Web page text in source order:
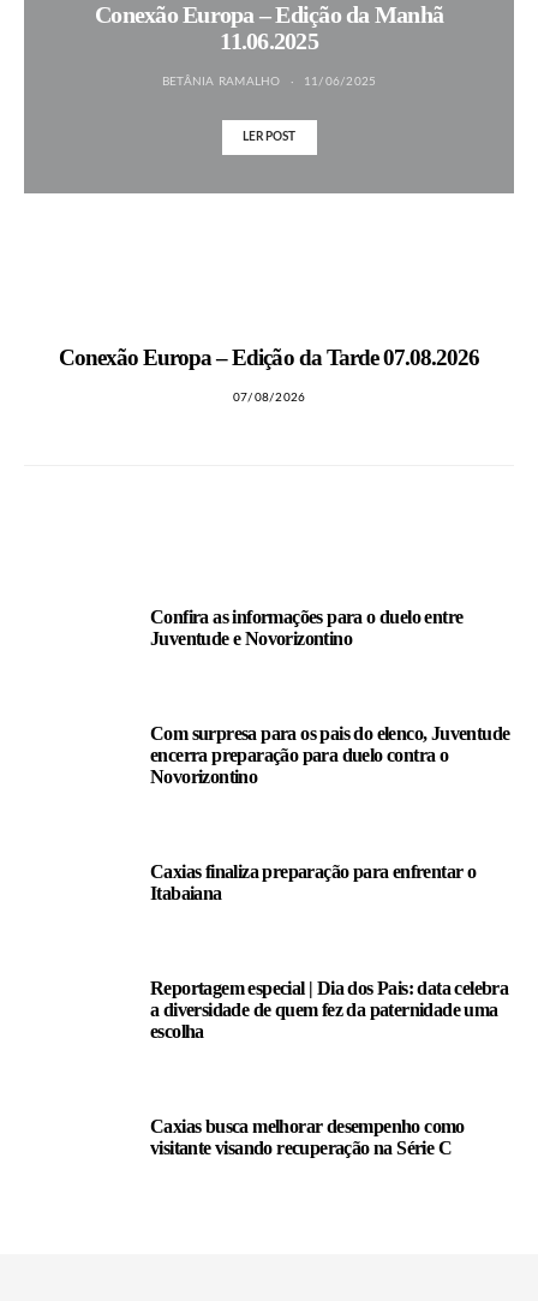
Conexão Europa – Edição da Manhã
11.06.2025
BETÂNIA RAMALHO 11/06/2025
LER POST
Conexão Europa – Edição da Tarde 07.08.2026
07/08/2026
Confira as informações para o duelo entre
Juventude e Novorizontino
Com surpresa para os pais do elenco, Juventude
encerra preparação para duelo contra o
Novorizontino
Caxias finaliza preparação para enfrentar o
Itabaiana
Reportagem especial | Dia dos Pais: data celebra
a diversidade de quem fez da paternidade uma
escolha
Caxias busca melhorar desempenho como
visitante visando recuperação na Série C